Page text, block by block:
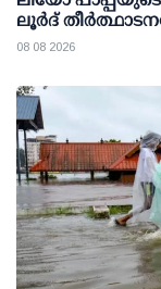
ലൂർദ്
08 08 2026